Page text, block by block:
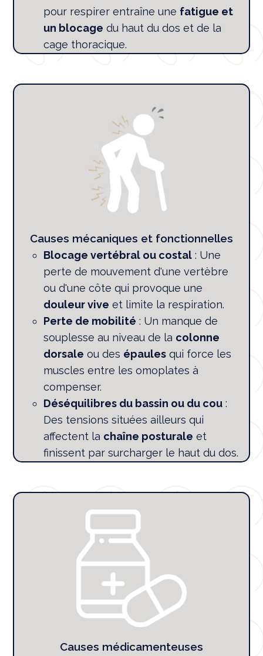
pour respirer entraîne une fatigue et
un blocage du haut du dos et de la
cage thoracique.
Causes mécaniques et fonctionnelles
Blocage vertébral ou costal : Une
perte de mouvement d'une vertèbre
ou d'une côte qui provoque une
douleur vive et limite la respiration.
Perte de mobilité : Un manque de
souplesse au niveau de la colonne
dorsale ou des épaules qui force les
muscles entre les omoplates à
compenser.
Déséquilibres du bassin ou du cou :
Des tensions situées ailleurs qui
affectent la chaîne posturale et
finissent par surcharger le haut du dos.
Causes médicamenteuses